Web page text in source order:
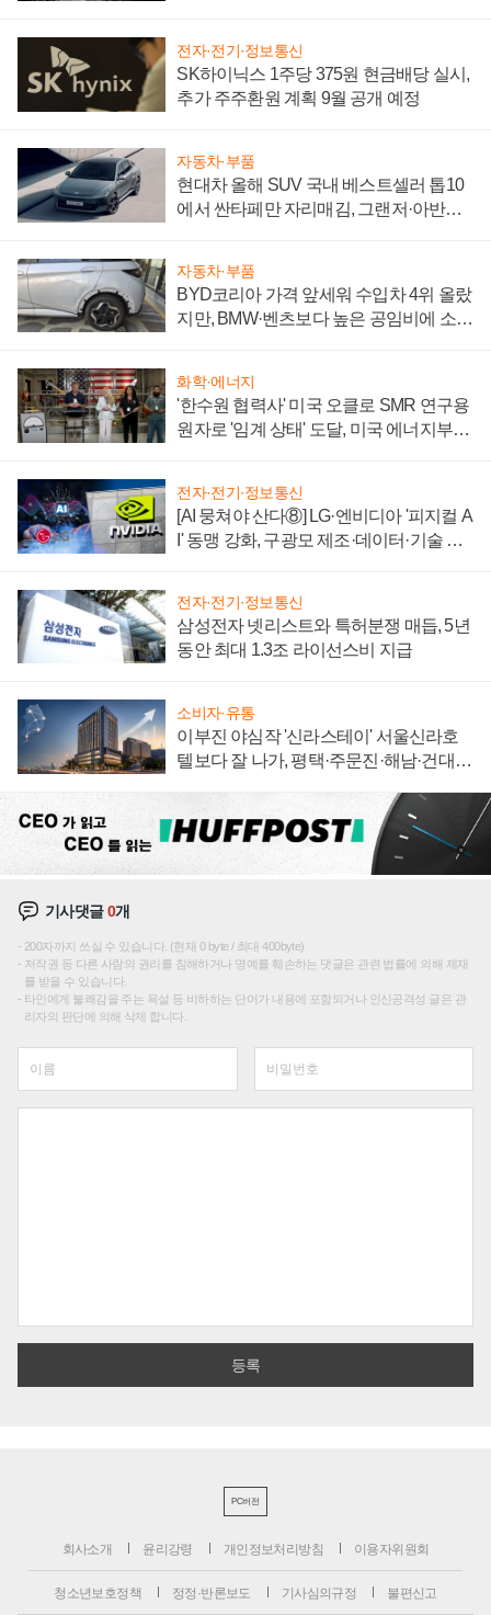
전자·전기·정보통신
SK하이닉스 1주당 375원 현금배당 실시,
추가 주주환원 계획 9월 공개 예정
자동차·부품
현대차 올해 SUV 국내 베스트셀러 톱10
에서 싼타페만 자리매김, 그랜저·아반떼
자동차·부품
BYD코리아 가격 앞세워 수입차 4위 올랐
지만, BMW·벤츠보다 높은 공임비에 소비
화학·에너지
'한수원 협력사' 미국 오클로 SMR 연구용
원자로 '임계 상태' 도달, 미국 에너지부
전자·전기·정보통신
[AI 뭉쳐야 산다⑧] LG·엔비디아 '피지컬 A
I' 동맹 강화, 구광모 제조·데이터·기술 결
전자·전기·정보통신
삼성전자 넷리스트와 특허분쟁 매듭, 5년
동안 최대 1.3조 라이선스비 지급
소비자·유통
이부진 야심작 '신라스테이' 서울신라호
텔보다 잘 나가, 평택·주문진·해남·건대로
기사댓글0개
200자까지 쓰실 수 있습니다. (현재 0 byte / 최대 400byte)
저작권 등 다른 사람의 권리를 침해하거나 명예를 훼손하는 댓글은 관련 법률에 의해 제재
를 받을 수 있습니다.
타인에게 불쾌감을 주는 욕설 등 비하하는 단어가 내용에 포함되거나 인신공격성 글은 관
리자의 판단에 의해 삭제 합니다.
PC버전
회사소개 윤리강령 개인정보처리방침 이용자위원회
청소년보호정책 정정·반론보도 기사심의규정 불편신고